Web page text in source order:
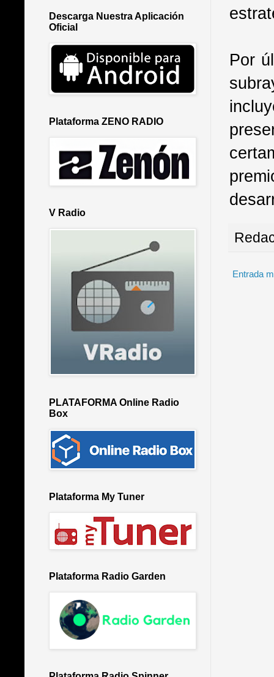
Por
Entrada
Descarga Nuestra Aplicación
Oficial
Plataforma ZENO RADIO
V Radio
PLATAFORMA Online Radio
Box
Plataforma My Tuner
Plataforma Radio Garden